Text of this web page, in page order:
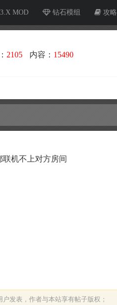
MOD 钻石模组 攻略
2105 内容： 15490
机不上对方房间
发表，作者与本站享有帖子版权；